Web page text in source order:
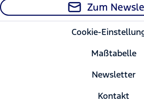
Zum
Cookie-
Maßtabelle
Newsletter
Kontakt